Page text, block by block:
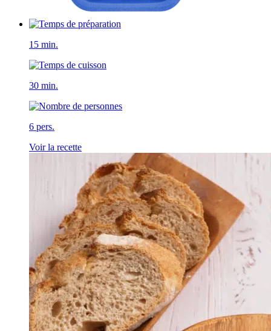
15 min.
30 min.
6 pers.
Voir la recette